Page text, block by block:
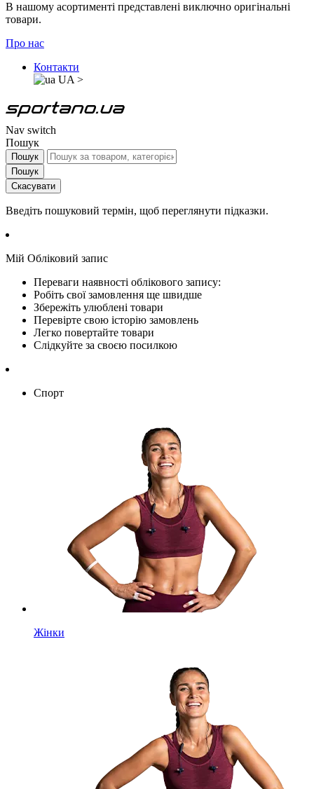
В нашому асортименті представлені виключно оригінальні
товари.
Про нас
Контакти
UA >
Nav switch
Пошук
Пошук
Пошук
Скасувати
Введіть пошуковий термін, щоб переглянути підказки.
Мій Обліковий запис
Переваги наявності облікового запису:
Робіть свої замовлення ще швидше
Збережіть улюблені товари
Перевірте свою історію замовлень
Легко повертайте товари
Слідкуйте за своєю посилкою
Спорт
Жінки